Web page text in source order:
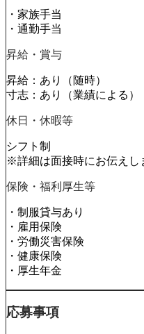
・家族手当
・通勤手当
昇給・賞与
昇給：あり（随時）
寸志：あり（業績による）
休日・休暇等
シフト制
※詳細は面接時にお伝えし
保険・福利厚生等
・制服貸与あり
・雇用保険
・労働災害保険
・健康保険
・厚生年金
応募事項